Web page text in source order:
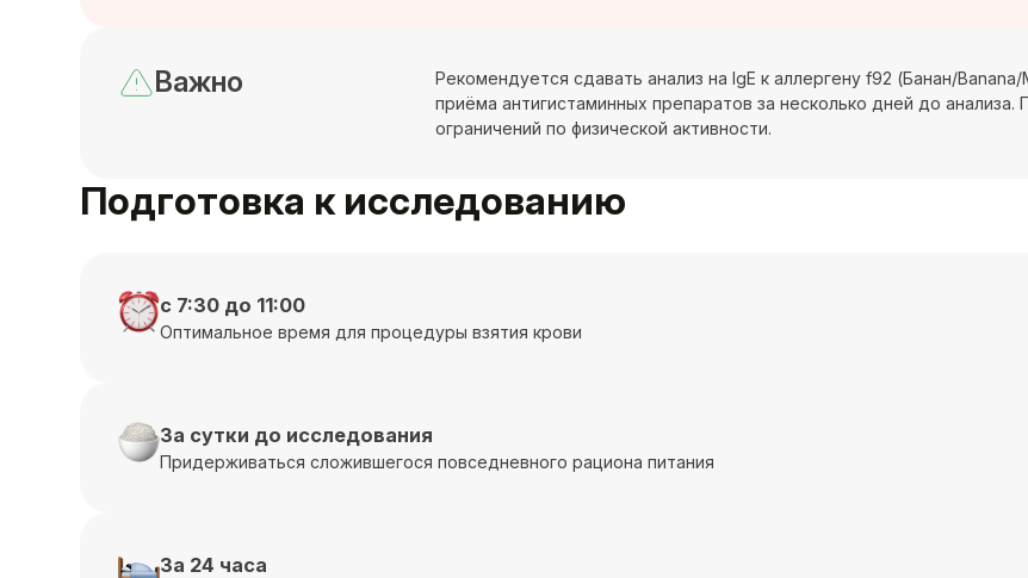
Важно
Рекомендуется сдавать анализ на IgE к аллергену f92 (Банан/
приёма антигистаминных препаратов за несколько дней до анализа.
ограничений по физической активности.
Подготовка к исследованию
с 7:30 до 11:00
Оптимальное время для процедуры взятия крови
За сутки до исследования
Придерживаться сложившегося повседневного рациона питания
За 24 часа